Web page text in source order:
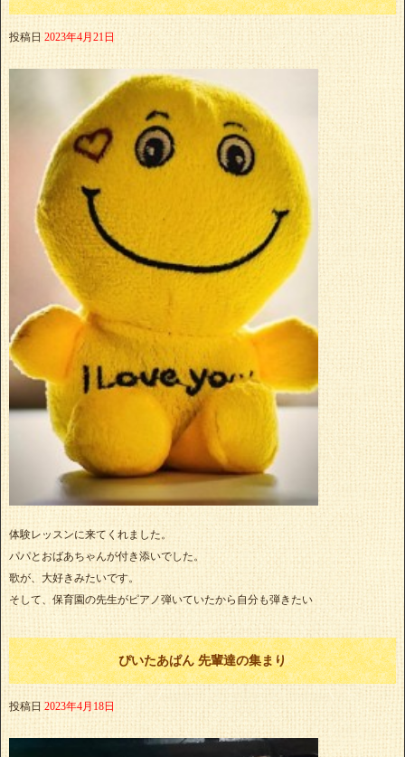
投稿日 2023年4月21日
体験レッスンに来てくれました。
パパとおばあちゃんが付き添いでした。
歌が、大好きみたいです。
そして、保育園の先生がピアノ弾いていたから自分も弾きたい
ぴいたあぱん 先輩達の集まり
投稿日 2023年4月18日